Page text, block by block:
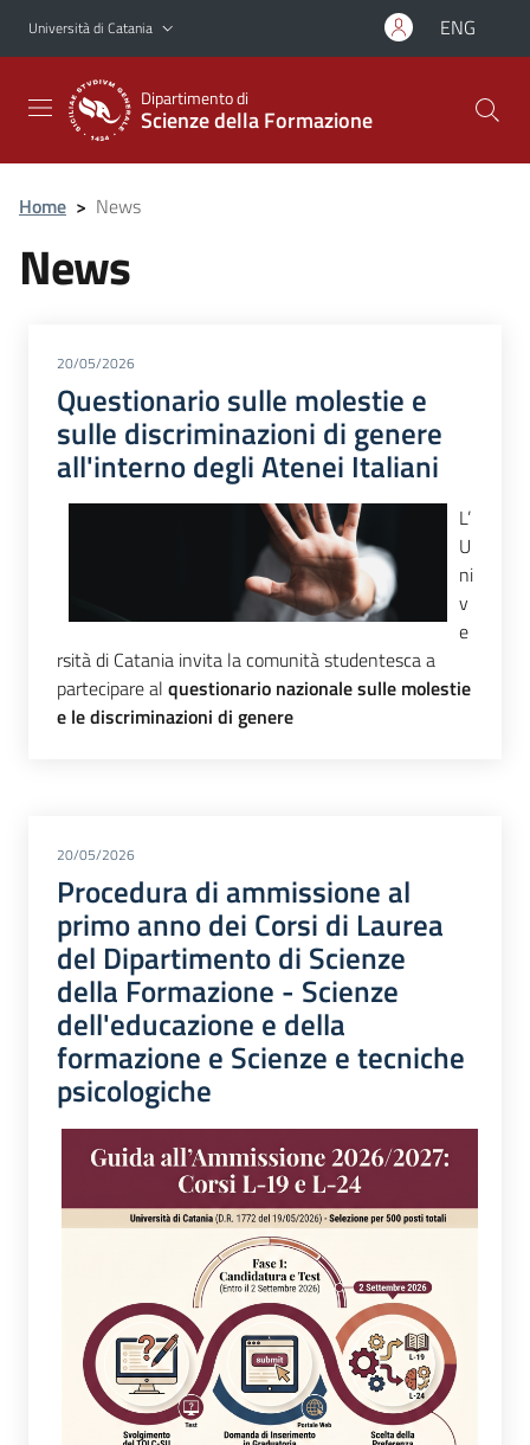
Vai al contenuto principale
Vai al menu di navigazione
Università di Catania ENG
Dipartimento di
Scienze della Formazione
Home > News
News
20/05/2026
Questionario sulle molestie e
sulle discriminazioni di genere
all'interno degli Atenei Italiani
L’
U
ni
v
e
rsità di Catania invita la comunità studentesca a
partecipare al questionario nazionale sulle molestie
e le discriminazioni di genere
20/05/2026
Procedura di ammissione al
primo anno dei Corsi di Laurea
del Dipartimento di Scienze
della Formazione - Scienze
dell'educazione e della
formazione e Scienze e tecniche
psicologiche